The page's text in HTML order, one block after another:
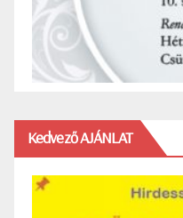
Kedvező AJÁNLAT